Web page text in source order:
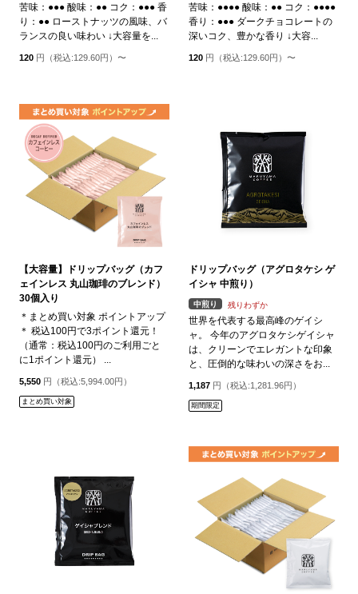
苦味：●●● 酸味：●● コク：●●● 香
り：●● ローストナッツの風味、バ
ランスの良い味わい ↓大容量を...
120 円（税込:129.60円）〜
苦味：●●●● 酸味：●● コク：●●●●
香り：●●● ダークチョコレートの
深いコク、豊かな香り ↓大容...
120 円（税込:129.60円）〜
【大容量】ドリップバッグ（カフ
ェインレス 丸山珈琲のブレンド）
30個入り
＊まとめ買い対象 ポイントアップ
＊ 税込100円で3ポイント還元！
（通常：税込100円のご利用ごと
に1ポイント還元） ...
5,550 円（税込:5,994.00円）
まとめ買い対象
ドリップバッグ（アグロタケシ ゲ
イシャ 中煎り）
中煎り
世界を代表する最高峰のゲイシ
ャ。 今年のアグロタケシゲイシャ
は、クリーンでエレガントな印象
と、圧倒的な味わいの深さをお...
1,187 円（税込:1,281.96円）
期間限定